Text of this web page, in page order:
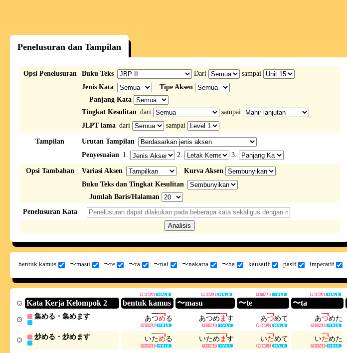
Penelusuran dan Tampilan
Opsi Penelusuran Buku Teks Dari
sampai
Jenis Kata
Tipe Aksen
Panjang Kata
Tingkat Kesulitan dari
sampai
JLPT lama dari sampai
Tampilan
Urutan Tampilan
Penyesuaian 1. 2. 3.
Opsi Tambahan Variasi Aksen
Kurva Aksen
Buku Teks dan Tingkat Kesulitan
Jumlah Baris/Halaman
Penelusuran Kata
bentuk kamus 〜masu 〜te 〜ta 〜nai 〜nakatta 〜ba kausatif pasif imperatif
Kata Kerja Kelompok 2 bentuk kamus 〜masu 〜te 〜ta
集める・集めます あつめる あつめ ます あつめて あつめた
炒める・炒めます いためる いため ます いためて いためた